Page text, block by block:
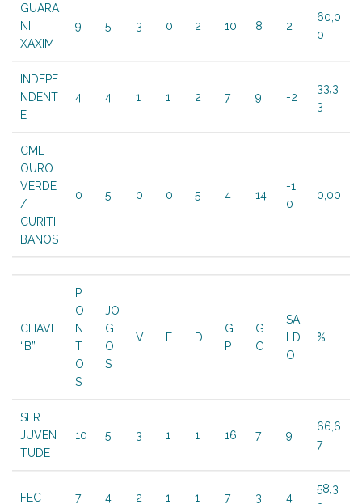
GUARA
NI
XAXIM
9 5 3 0 2 10 8 2
60,0
0
INDEPE
NDENT
E
4 4 1 1 2 7 9 -2
33,3
3
CME
OURO
VERDE
/
CURITI
BANOS
0 5 0 0 5 4 14
-1
0
0,00
CHAVE
“B”
P
O
N
T
O
S
JO
G
O
S
V E D
G
P
G
C
SA
LD
O
%
SER
JUVEN
TUDE
10 5 3 1 1 16 7 9
66,6
7
FEC 7 4 2 1 1 7 3 4
58,3